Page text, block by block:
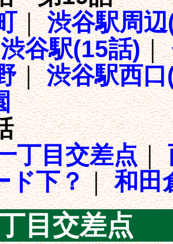
｜渋谷駅周
渋谷駅(15話)｜
｜渋谷駅西
丁目交差点｜
ド下？｜和田
目交差点